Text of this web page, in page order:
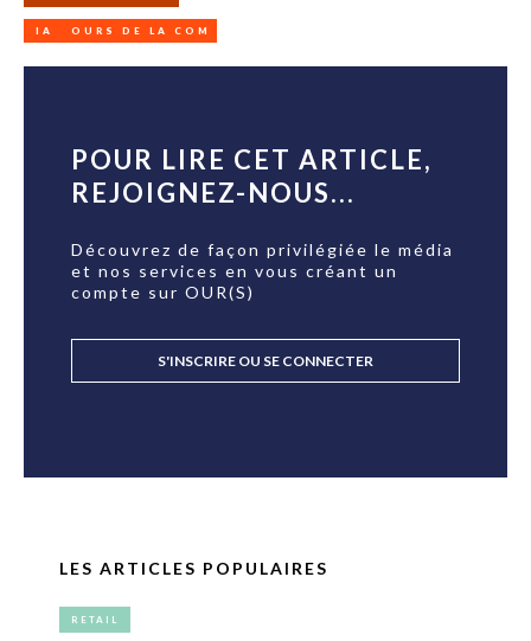
IA OURS DE LA COM
POUR LIRE CET ARTICLE,
REJOIGNEZ-NOUS...
Découvrez de façon privilégiée le média
et nos services en vous créant un
compte sur OUR(S)
S'INSCRIRE OU SE CONNECTER
LES ARTICLES POPULAIRES
RETAIL